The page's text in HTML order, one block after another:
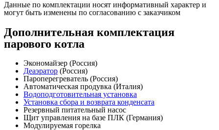
Данные по комплектации носят информативный характер и
могут быть изменены по согласованию с заказчиком
Дополнительная комплектация
парового котла
Экономайзер (Россия)
Деаэратор (Россия)
Пароперегреватель (Россия)
Автоматическая продувка (Италия)
Водоподготовительная установка
Установка сбора и возврата конденсата
Резервный питательный насос
Щит управления на базе ПЛК (Германия)
Модулируемая горелка